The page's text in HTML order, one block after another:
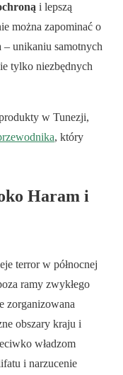
i lepszą
można zapominać o
– unikaniu samotnych
tylko niezbędnych
w Tunezji,
, który
Haram i
terror w północnej
ramy zwykłego
zorganizowana
obszary kraju i
władzom
i narzucenie